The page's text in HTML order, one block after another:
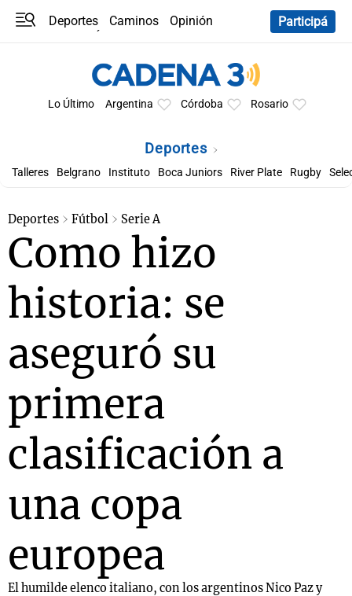
Deportes Caminos
Opinión
Participá
Lo Último Argentina Córdoba Rosario
Deportes
Talleres Belgrano Instituto Boca Juniors River Plate Rugby
Deportes Fútbol Serie A
Como hizo
historia: se
aseguró su
primera
clasificación a
una copa
europea
El humilde elenco italiano, con los argentinos Nico Paz y